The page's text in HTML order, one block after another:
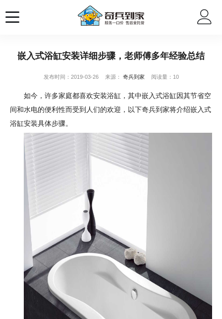
嵌入式浴缸安装详细步骤，老师傅多年经验总结
发布时间：2019-03-26 来源： 奇兵到家 阅读量：10
如今，许多家庭都喜欢安装浴缸，其中嵌入式浴缸因其节省空
间和水电的便利性而受到人们的欢迎，以下奇兵到家将介绍嵌入式
浴缸安装具体步骤。